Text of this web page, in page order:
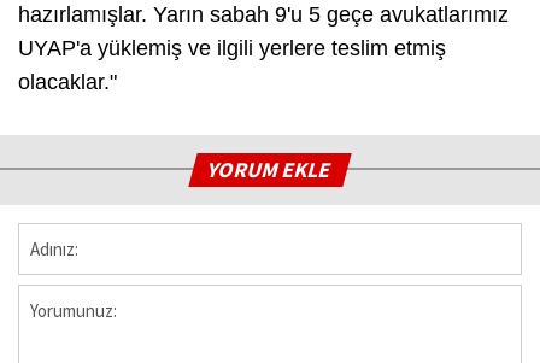
hazırlamışlar. Yarın sabah 9'u 5 geçe avukatlarımız
UYAP'a yüklemiş ve ilgili yerlere teslim etmiş
olacaklar."
YORUM EKLE